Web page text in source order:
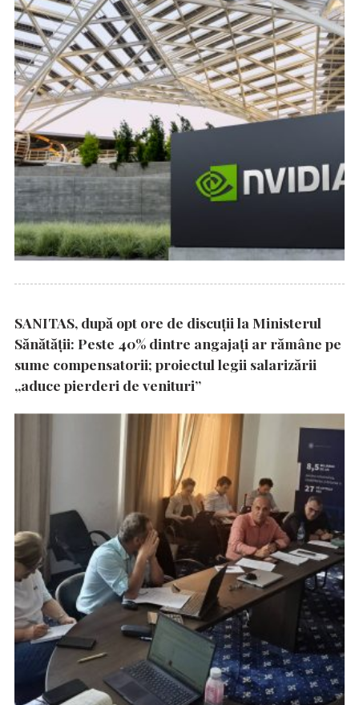
SANITAS, după opt ore de discuții la Ministerul
Sănătății: Peste 40% dintre angajați ar rămâne pe
sume compensatorii; proiectul legii salarizării
„aduce pierderi de venituri”